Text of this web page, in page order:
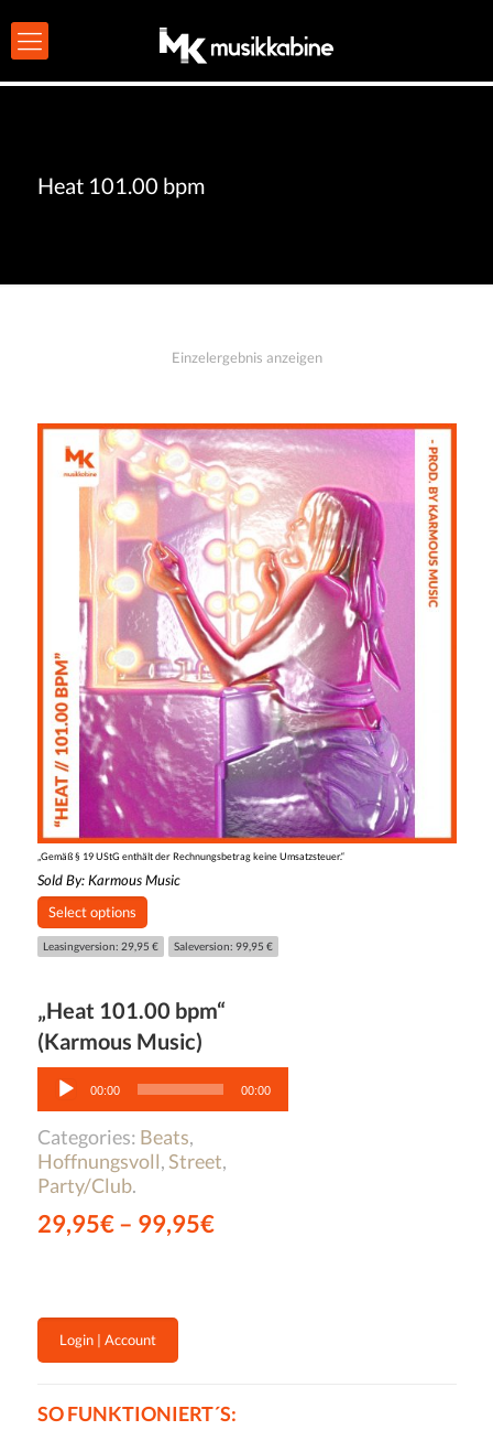
Heat 101.00 bpm
Einzelergebnis anzeigen
„Gemäß § 19 UStG enthält der Rechnungsbetrag keine Umsatzsteuer.“
Sold By: Karmous Music
Select options
Leasingversion: 29,95 € Saleversion: 99,95 €
„Heat 101.00 bpm“
(Karmous Music)
Audio-
Player
00:00 00:00
Categories: Beats,
Hoffnungsvoll,Street,
Party/Club.
29,95€– 99,95€
Login | Account
SO FUNKTIONIERT´S: